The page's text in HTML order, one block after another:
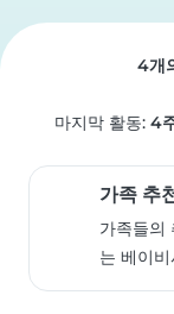
4개
마지막 활동: 4
가족 추
가족들의
는 베이